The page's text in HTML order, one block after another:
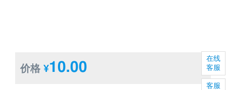
价格 ¥10.00
在线
客服
客服